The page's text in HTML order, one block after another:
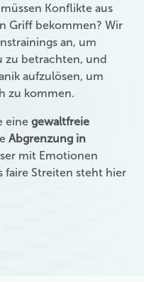
Konflikte aus
Griff bekommen? Wir
an, um
zu betrachten, und
aufzulösen, um
zu kommen.
eine gewaltfreie
Abgrenzung in
mit Emotionen
faire Streiten steht hier